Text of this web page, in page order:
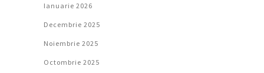
Ianuarie 2026
Decembrie 2025
Noiembrie 2025
Octombrie 2025